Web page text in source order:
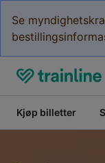
Se
Kjøp billetter